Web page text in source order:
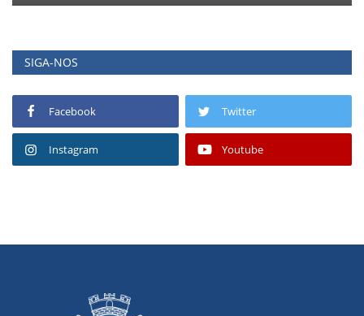
SIGA-NOS
Facebook Twitter
Instagram Youtube